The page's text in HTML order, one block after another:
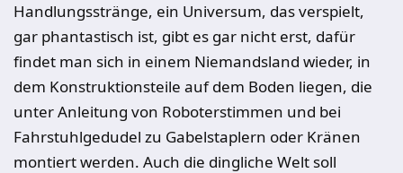
Handlungsstränge, ein Universum, das verspielt,
gar phantastisch ist, gibt es gar nicht erst, dafür
findet man sich in einem Niemandsland wieder, in
dem Konstruktionsteile auf dem Boden liegen, die
unter Anleitung von Roboterstimmen und bei
Fahrstuhlgedudel zu Gabelstaplern oder Kränen
montiert werden. Auch die dingliche Welt soll